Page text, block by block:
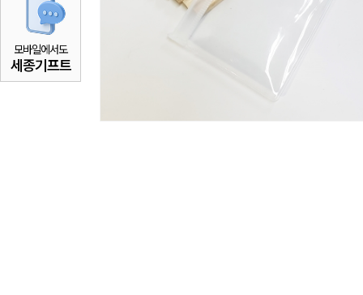
모바일에서도
세종기프트